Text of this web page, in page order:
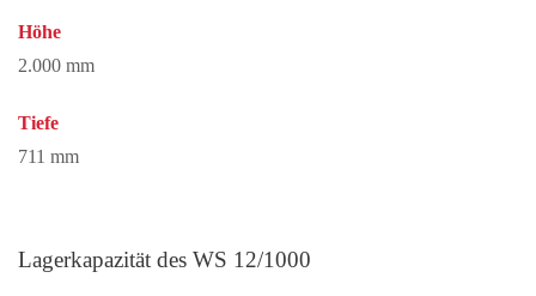
Höhe
2.000 mm
Tiefe
711 mm
Lagerkapazität des WS 12/1000